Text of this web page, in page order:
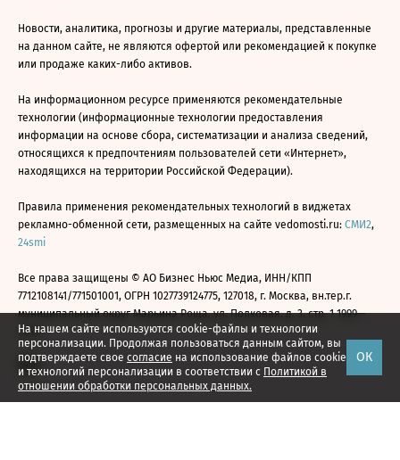
На нашем сайте используются cookie-файлы и технологии
персонализации. Продолжая пользоваться данным сайтом, вы
подтверждаете свое согласие на использование файлов cookie
и технологий персонализации в соответствии с Политикой в
отношении обработки персональных данных.
ОК
Новости, аналитика, прогнозы и другие материалы, представленные
на данном сайте, не являются офертой или рекомендацией к покупке
или продаже каких-либо активов.
На информационном ресурсе применяются рекомендательные
технологии (информационные технологии предоставления
информации на основе сбора, систематизации и анализа сведений,
относящихся к предпочтениям пользователей сети «Интернет»,
находящихся на территории Российской Федерации).
Правила применения рекомендательных технологий в виджетах
рекламно-обменной сети, размещенных на сайте vedomosti.ru: СМИ2,
24smi
Все права защищены © АО Бизнес Ньюс Медиа, ИНН/КПП
7712108141/771501001, ОГРН 1027739124775, 127018, г. Москва, вн.тер.г.
муниципальный округ Марьина Роща, ул. Полковая, д. 3, стр. 1 1999—
2026